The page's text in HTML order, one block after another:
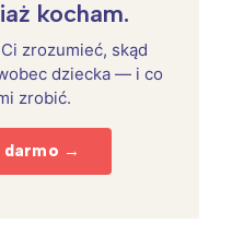
kocham.
zrozumieć, skąd
dziecka — i co
zrobić.
darmo →